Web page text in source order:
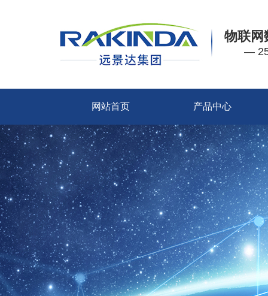
物联网
—
网站首页 产品中心